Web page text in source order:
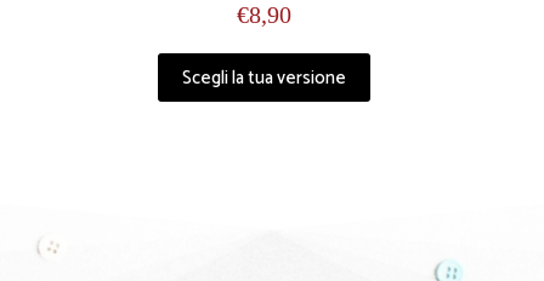
€8,90
Scegli la tua versione